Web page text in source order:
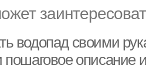
водопад своими
описание